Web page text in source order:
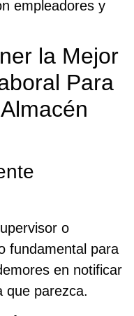
empleadores y
la Mejor
Para
o
fundamental para
en notificar
que parezca.